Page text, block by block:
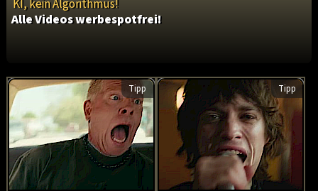
KI, kein Algorithmus!
Alle Videos werbespotfrei!
Tipp Tipp